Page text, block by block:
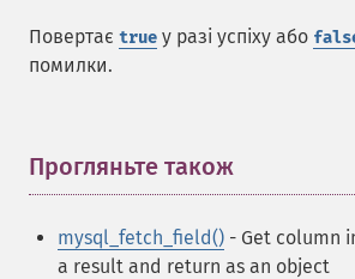
Повертає true у разі успіху або
помилки.
Прогляньте також
mysql_fetch_field() - Get column
a result and return as an object